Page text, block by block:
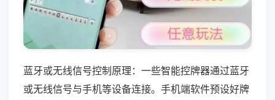
蓝牙或无线信号控制原理：一些智能控牌器通过蓝牙
或无线信号与手机等设备连接。手机端软件预设好牌